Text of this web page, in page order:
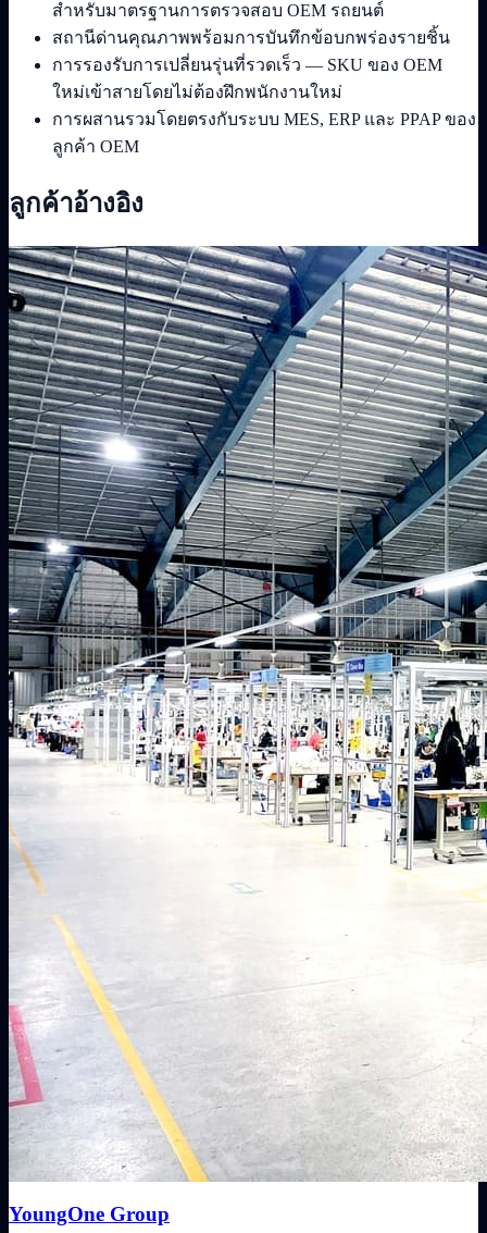
สำหรับมาตรฐานการตรวจสอบ OEM รถยนต์
สถานีด่านคุณภาพพร้อมการบันทึกข้อบกพร่องรายชิ้น
การรองรับการเปลี่ยนรุ่นที่รวดเร็ว — SKU ของ OEM
ใหม่เข้าสายโดยไม่ต้องฝึกพนักงานใหม่
การผสานรวมโดยตรงกับระบบ MES, ERP และ PPAP ของ
ลูกค้า OEM
ลูกค้าอ้างอิง
YoungOne Group